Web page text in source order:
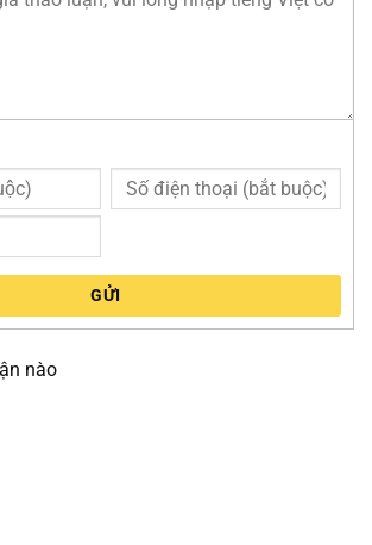
GỬI
nào